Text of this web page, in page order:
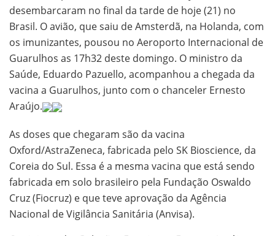
desembarcaram no final da tarde de hoje (21) no
Brasil. O avião, que saiu de Amsterdã, na Holanda, com
os imunizantes, pousou no Aeroporto Internacional de
Guarulhos as 17h32 deste domingo. O ministro da
Saúde, Eduardo Pazuello, acompanhou a chegada da
vacina a Guarulhos, junto com o chanceler Ernesto
Araújo.
As doses que chegaram são da vacina
Oxford/AstraZeneca, fabricada pelo SK Bioscience, da
Coreia do Sul. Essa é a mesma vacina que está sendo
fabricada em solo brasileiro pela Fundação Oswaldo
Cruz (Fiocruz) e que teve aprovação da Agência
Nacional de Vigilância Sanitária (Anvisa).